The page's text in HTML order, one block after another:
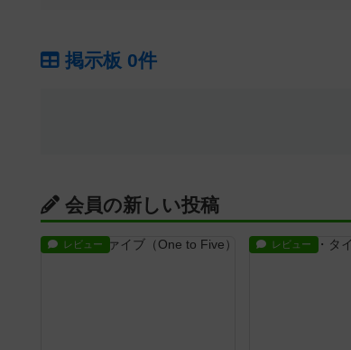
掲示板 0件
会員の新しい投稿
レビュー レビュー